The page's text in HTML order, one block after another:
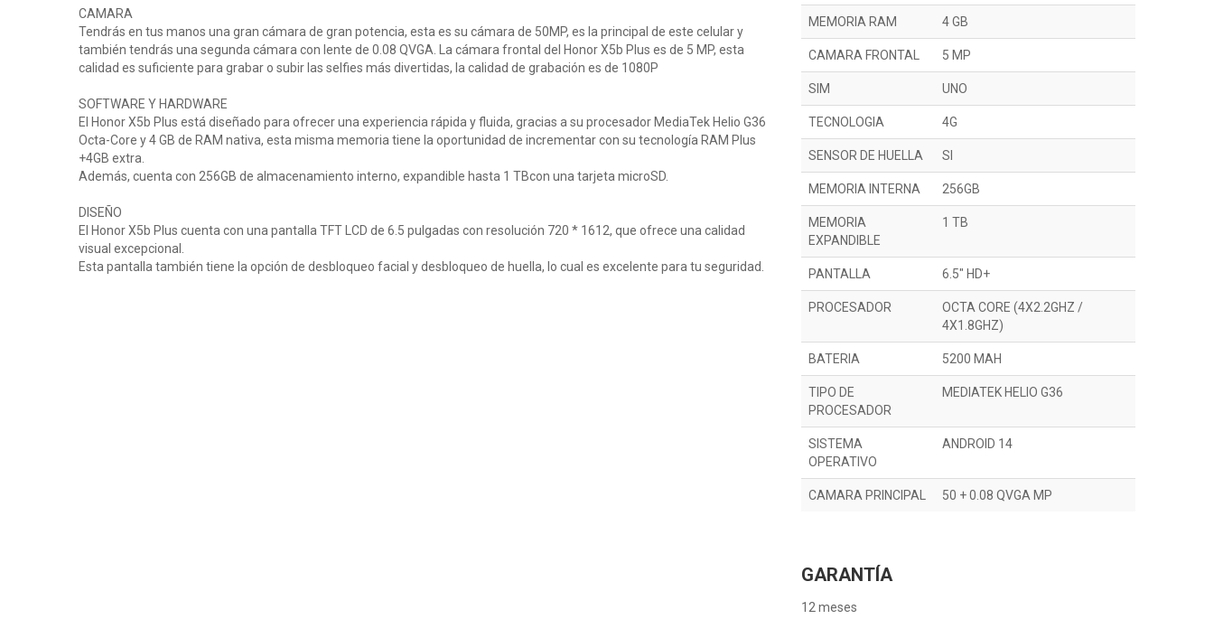
CAMARA
Tendrás en tus manos una gran cámara de gran potencia, esta es su cámara de 50MP, es la principal de este celular y
también tendrás una segunda cámara con lente de 0.08 QVGA. La cámara frontal del Honor X5b Plus es de 5 MP, esta
calidad es suficiente para grabar o subir las selfies más divertidas, la calidad de grabación es de 1080P
SOFTWARE Y HARDWARE
El Honor X5b Plus está diseñado para ofrecer una experiencia rápida y fluida, gracias a su procesador MediaTek Helio G36
Octa-Core y 4 GB de RAM nativa, esta misma memoria tiene la oportunidad de incrementar con su tecnología RAM Plus
+4GB extra.
Además, cuenta con 256GB de almacenamiento interno, expandible hasta 1 TBcon una tarjeta microSD.
DISEÑO
El Honor X5b Plus cuenta con una pantalla TFT LCD de 6.5 pulgadas con resolución 720 * 1612, que ofrece una calidad
visual excepcional.
Esta pantalla también tiene la opción de desbloqueo facial y desbloqueo de huella, lo cual es excelente para tu seguridad.
MEMORIA RAM 4 GB
CAMARA FRONTAL 5 MP
SIM UNO
TECNOLOGIA 4G
SENSOR DE HUELLA SI
MEMORIA INTERNA 256GB
MEMORIA
EXPANDIBLE
1 TB
PANTALLA 6.5" HD+
PROCESADOR
OCTA CORE (4X2.2GHZ /
4X1.8GHZ)
BATERIA 5200 MAH
TIPO DE
PROCESADOR
MEDIATEK HELIO G36
SISTEMA
OPERATIVO
ANDROID 14
CAMARA PRINCIPAL 50 + 0.08 QVGA MP
GARANTÍA
12 meses